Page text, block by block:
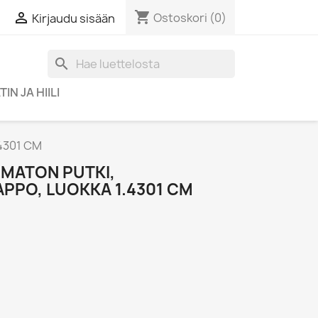
 Kirjaudu sisään shopping_cart Ostoskori (0)
search
JA HIILI
CM
PUTKI,
LUOKKA 1.4301 CM